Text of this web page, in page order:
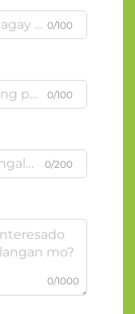
0/100
0/100
0/200
0/1000